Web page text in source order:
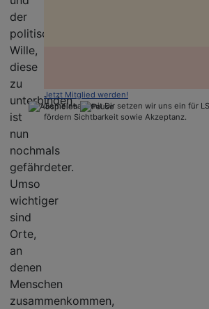
Jetzt Mitglied werden!
Gemeinsam mit Dir setzen wir uns ein für
fördern Sichtbarkeit sowie Akzeptanz.
der
politische
Wille,
diese
zu
unterbinden,
ist
nun
nochmals
gefährdeter.
Umso
wichtiger
sind
Orte,
an
denen
Menschen
zusammenkommen,